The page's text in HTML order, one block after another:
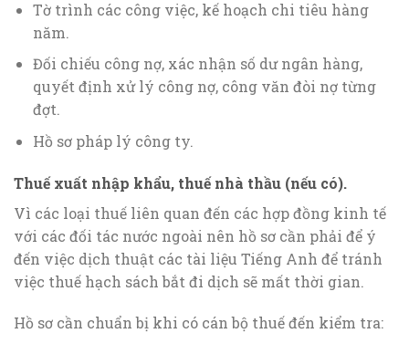
Tờ trình các công việc, kế hoạch chi tiêu hàng
năm.
Đối chiếu công nợ, xác nhận số dư ngân hàng,
quyết định xử lý công nợ, công văn đòi nợ từng
đợt.
Hồ sơ pháp lý công ty.
Thuế xuất nhập khẩu, thuế nhà thầu (nếu có).
Vì các loại thuế liên quan đến các hợp đồng kinh tế
với các đối tác nước ngoài nên hồ sơ cần phải để ý
đến việc dịch thuật các tài liệu Tiếng Anh để tránh
việc thuế hạch sách bắt đi dịch sẽ mất thời gian.
Hồ sơ cần chuẩn bị khi có cán bộ thuế đến kiểm tra: